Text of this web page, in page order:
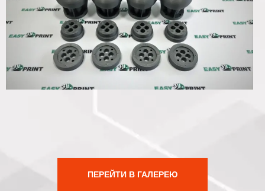
ПЕРЕЙТИ В ГАЛЕРЕЮ